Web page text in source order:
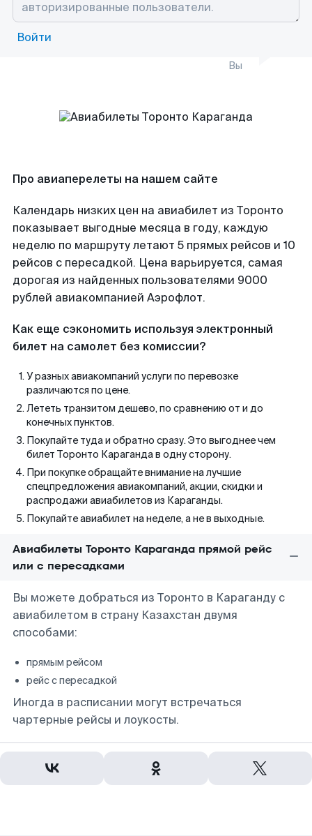
Войти
Вы
Про авиаперелеты на нашем сайте
Календарь низких цен на авиабилет из Торонто
показывает выгодные месяца в году, каждую
неделю по маршруту летают 5 прямых рейсов и 10
рейсов с пересадкой. Цена варьируется, самая
дорогая из найденных пользователями 9000
рублей авиакомпанией Аэрофлот.
Как еще сэкономить используя электронный
билет на самолет без комиссии?
У разных авиакомпаний услуги по перевозке
различаются по цене.
Лететь транзитом дешево, по сравнению от и до
конечных пунктов.
Покупайте туда и обратно сразу. Это выгоднее чем
билет Торонто Караганда в одну сторону.
При покупке обращайте внимание на лучшие
спецпредложения авиакомпаний, акции, скидки и
распродажи авиабилетов из Караганды.
Покупайте авиабилет на неделе, а не в выходные.
Авиабилеты Торонто Караганда прямой рейс
или с пересадками
Вы можете добраться из Торонто в Караганду с
авиабилетом в страну Казахстан двумя
способами:
прямым рейсом
рейс с пересадкой
Иногда в расписании могут встречаться
чартерные рейсы и лоукосты.